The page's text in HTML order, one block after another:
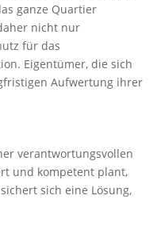
ganze Quartier
nicht nur
für das
Eigentümer, die sich
Aufwertung ihrer
verantwortungsvollen
und kompetent plant,
sich eine Lösung,